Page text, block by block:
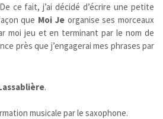
De ce fait, j’ai décidé d’écrire une petite
que Moi Je organise ses morceaux
moi jeu et en terminant par le nom de
près que j’engagerai mes phrases par
.
musicale par le saxophone.